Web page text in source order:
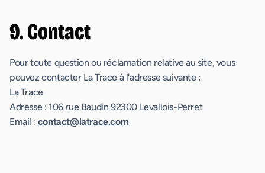
9. Contact
Pour toute question ou réclamation relative au site, vous
pouvez contacter La Trace à l'adresse suivante :
La Trace
Adresse : 106 rue Baudin 92300 Levallois-Perret
Email : contact@latrace.com